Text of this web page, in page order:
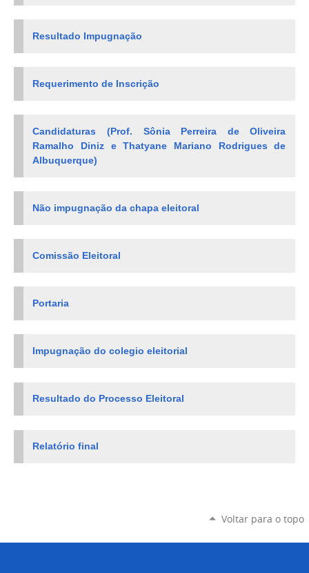
Resultado Impugnação
Requerimento de Inscrição
Candidaturas (Prof. Sônia Perreira de Oliveira
Ramalho Diniz e Thatyane Mariano Rodrigues de
Albuquerque)
Não impugnação da chapa eleitoral
Comissão Eleitoral
Portaria
Impugnação do colegio eleitorial
Resultado do Processo Eleitoral
Relatório final
Voltar para o topo